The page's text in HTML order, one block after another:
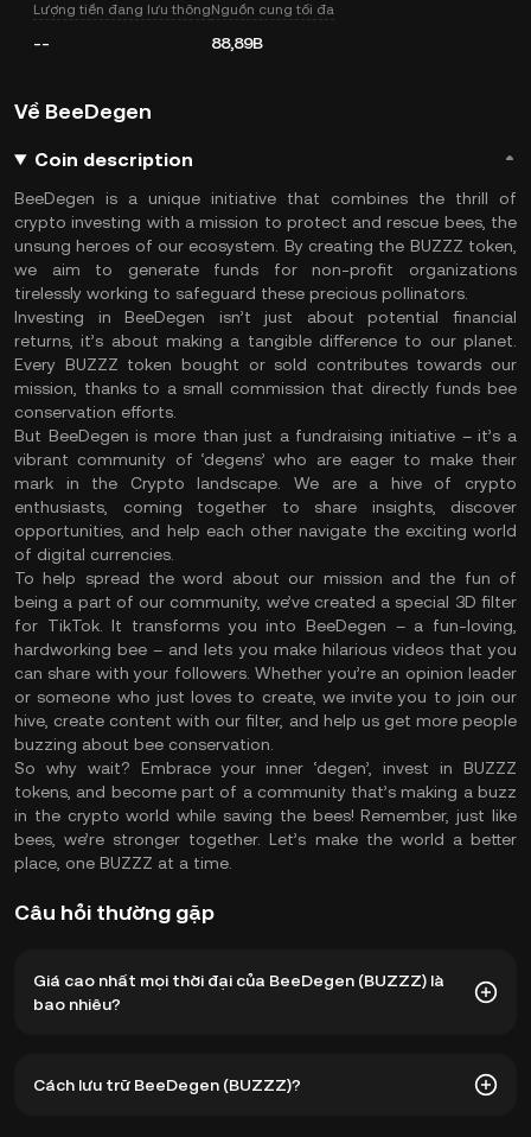
Lượng tiền đang lưu thông
--
Nguồn cung tối đa
88,89B
Về BeeDegen
Coin description
BeeDegen is a unique initiative that combines the thrill of
crypto investing with a mission to protect and rescue bees, the
unsung heroes of our ecosystem. By creating the BUZZZ token,
we aim to generate funds for non-profit organizations
tirelessly working to safeguard these precious pollinators.
Investing in BeeDegen isn’t just about potential financial
returns, it’s about making a tangible difference to our planet.
Every BUZZZ token bought or sold contributes towards our
mission, thanks to a small commission that directly funds bee
conservation efforts.
But BeeDegen is more than just a fundraising initiative – it’s a
vibrant community of ‘degens’ who are eager to make their
mark in the Crypto landscape. We are a hive of crypto
enthusiasts, coming together to share insights, discover
opportunities, and help each other navigate the exciting world
of digital currencies.
To help spread the word about our mission and the fun of
being a part of our community, we’ve created a special 3D filter
for TikTok. It transforms you into BeeDegen – a fun-loving,
hardworking bee – and lets you make hilarious videos that you
can share with your followers. Whether you’re an opinion leader
or someone who just loves to create, we invite you to join our
hive, create content with our filter, and help us get more people
buzzing about bee conservation.
So why wait? Embrace your inner ‘degen’, invest in BUZZZ
tokens, and become part of a community that’s making a buzz
in the crypto world while saving the bees! Remember, just like
bees, we’re stronger together. Let’s make the world a better
place, one BUZZZ at a time.
Câu hỏi thường gặp
Giá cao nhất mọi thời đại của BeeDegen (BUZZZ) là
bao nhiêu?
$0,0₅1184. Giá hiện tại của BUZZZ đã giảm -- so với mức
Cách lưu trữ BeeDegen (BUZZZ)?